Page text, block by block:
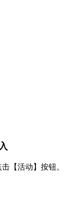
【活动】按钮。